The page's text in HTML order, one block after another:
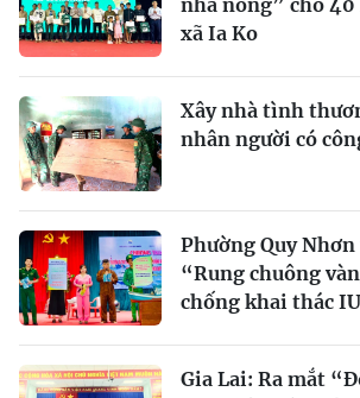
xã Ia Ko
Xây nhà tình
nhân người có
Phường Quy
“Rung chuông
chống khai thác
Gia Lai: Ra mắt